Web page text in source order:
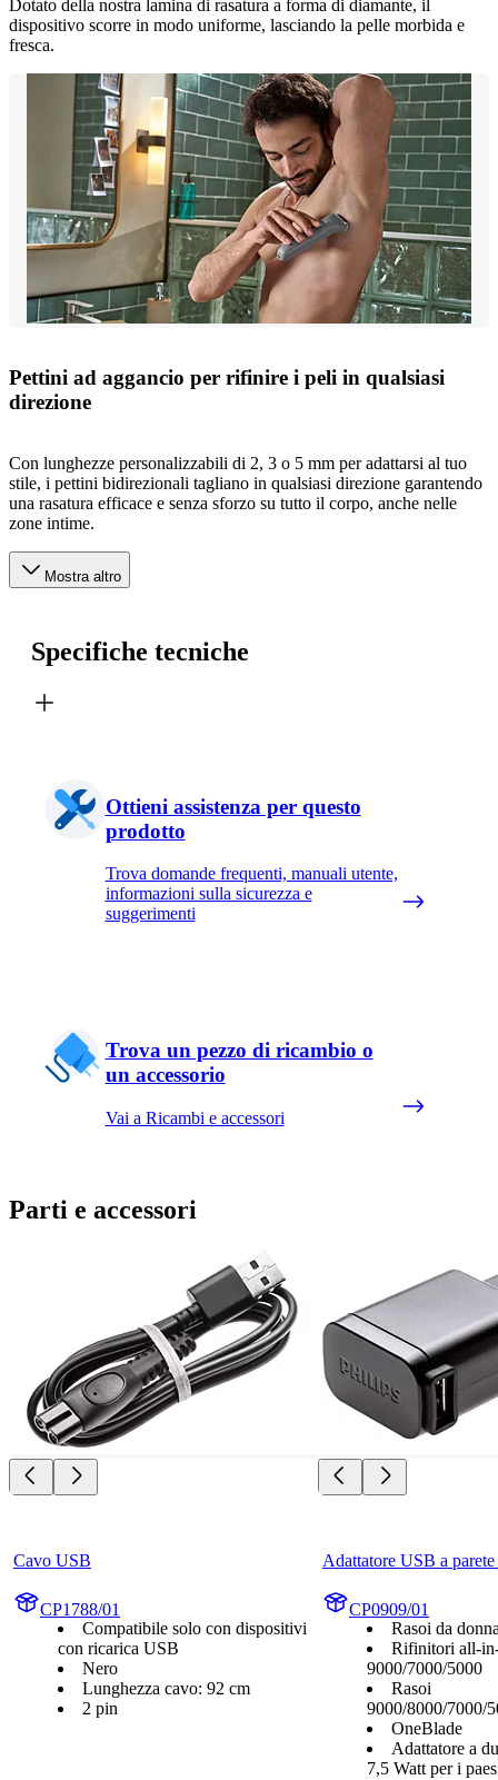
Dotato della nostra lamina di rasatura a forma di diamante, il
dispositivo scorre in modo uniforme, lasciando la pelle morbida e
fresca.
Pettini ad aggancio per rifinire i peli in qualsiasi
direzione
Con lunghezze personalizzabili di 2, 3 o 5 mm per adattarsi al tuo
stile, i pettini bidirezionali tagliano in qualsiasi direzione garantendo
una rasatura efficace e senza sforzo su tutto il corpo, anche nelle
zone intime.
Mostra altro
Specifiche tecniche
Ottieni assistenza per questo
prodotto
Trova domande frequenti, manuali utente,
informazioni sulla sicurezza e
suggerimenti
Trova un pezzo di ricambio o
un accessorio
Vai a Ricambi e accessori
Parti e accessori
Cavo USB
CP1788/01
Compatibile solo con dispositivi
con ricarica USB
Nero
Lunghezza cavo: 92 cm
2 pin
Adattatore USB a
CP0909/01
Rasoi da
Rifinitori all-
9000/7000/5000
Rasoi
9000/8000/7000/
OneBlade
Adattatore a
7,5 Watt per i